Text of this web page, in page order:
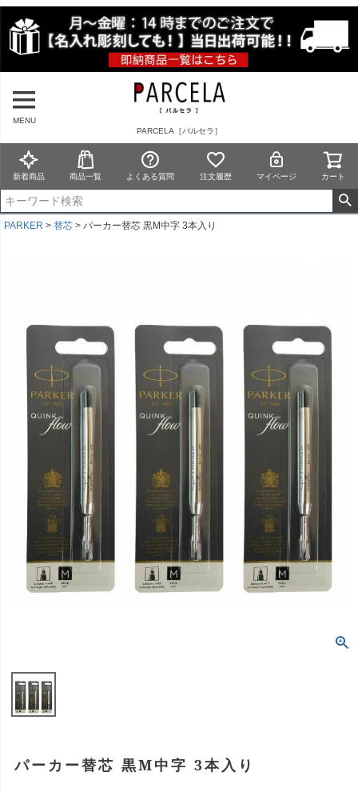
MENU
PARCELA［パルセラ］
新着商品 商品一覧 よくある質問 注文履歴 マイページ カート
PARKER 替芯 パーカー替芯 黒M中字 3本入り
パーカー替芯 黒M中字 3本入り